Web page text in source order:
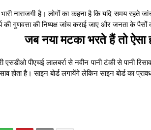
नाराजगी है। लोगों का कहना है कि यदि समय रहते
की गुणवत्ता की निष्पक्ष जांच कराई जाए और जनता के पैसों
जब नया मटका भरते हैं तो ऐसा
पीएचई लालबर्रा से नवीन पानी टंकी से पानी
होता है। साइन बोर्ड लगायेंगे लेकिन साइन बोर्ड का